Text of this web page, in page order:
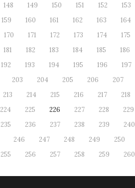
148 149 150 151 152 153
159 160 161 162 163 164
170 171 172 173 174 175
181 182 183 184 185 186
192 193 194 195 196 197
203 204 205 206 207
213 214 215 216 217 218
224 225 226 227 228 229
235 236 237 238 239 240
246 247 248 249 250
255 256 257 258 259 260